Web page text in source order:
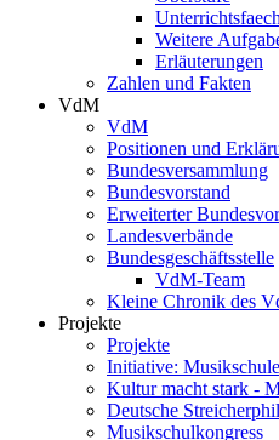
Weitere
Erläuterungen
Zahlen und Fakten
VdM
VdM
Positionen und
Bundesversammlung
Bundesvorstand
Erweiterter
Landesverbände
Bundesgeschäftsstelle
VdM-Team
Kleine Chronik des
Projekte
Projekte
Initiative:
Kultur macht stark -
Deutsche
Musikschulkongress